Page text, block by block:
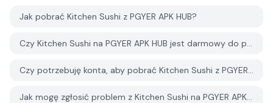
Jak pobrać Kitchen Sushi z PGYER APK HUB?
Czy Kitchen Sushi na PGYER APK HUB jest darmowy do pobrania?
Czy potrzebuję konta, aby pobrać Kitchen Sushi z PGYER APK HUB?
Jak mogę zgłosić problem z Kitchen Sushi na PGYER APK HUB?